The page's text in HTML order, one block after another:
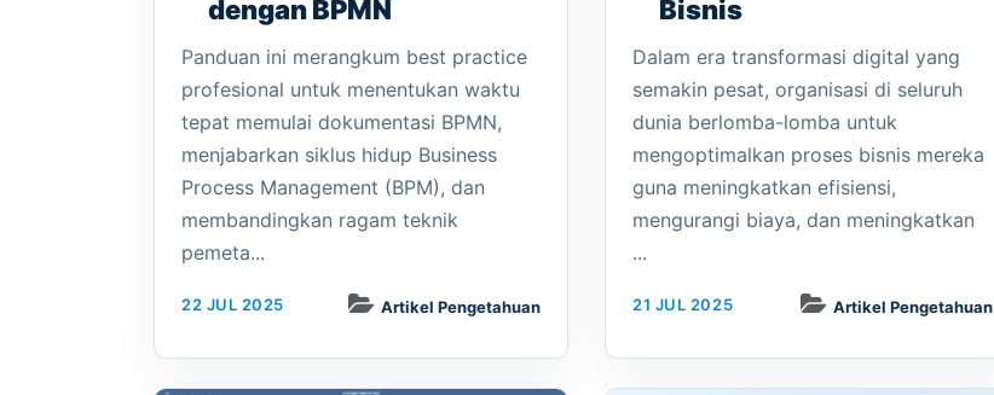
dengan BPMN
Panduan ini merangkum best practice
profesional untuk menentukan waktu
tepat memulai dokumentasi BPMN,
menjabarkan siklus hidup Business
Process Management (BPM), dan
membandingkan ragam teknik
pemeta...
22 JUL 2025 Artikel Pengetahuan
Bisnis
Dalam era transformasi digital yang
semakin pesat, organisasi di seluruh
dunia berlomba-lomba untuk
mengoptimalkan proses bisnis mereka
guna meningkatkan efisiensi,
mengurangi biaya, dan meningkatkan
...
21 JUL 2025 Artikel Pengetahuan